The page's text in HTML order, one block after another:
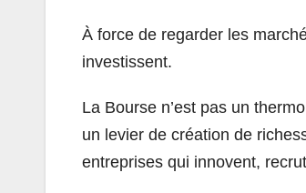
À force de regarder les
investissent.
La Bourse n’est pas un
un levier de création de
entreprises qui innovent,